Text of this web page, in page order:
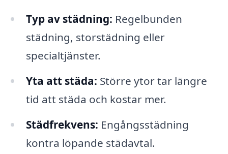
Typ av städning: Regelbunden
städning, storstädning eller
specialtjänster.
Yta att städa: Större ytor tar längre
tid att städa och kostar mer.
Städfrekvens: Engångsstädning
kontra löpande städavtal.